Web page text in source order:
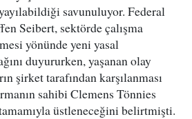
savunuluyor. Federal
Seibert, sektörde çalışma
yönünde yeni yasal
duyururken, yaşanan olay
şirket tarafından karşılanması
sahibi Clemens Tönnies
üstleneceğini belirtmişti.